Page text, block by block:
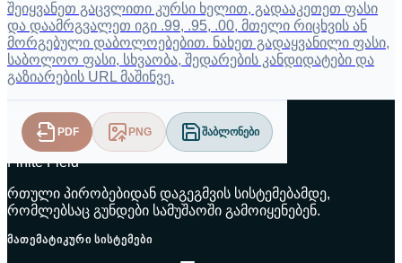
შეიყვანეთ გაცვლითი კურსი ხელით, გადააკეთეთ ფასი
და დაამრგვალეთ იგი .99, .95, .00, მთელი რიცხვის ან
მორგებული დაბოლოებებით. ნახეთ გადაყვანილი ფასი,
საბოლოო ფასი, სხვაობა, შედარების კანდიდატები და
გაზიარების URL მაშინვე.
PDF PNG შაბლონები
Finite Field
რთული პირობებიდან დაგეგმვის სისტემებამდე,
რომლებსაც გუნდები სამუშაოში გამოიყენებენ.
ᲛᲐᲗᲔᲛᲐᲢᲘᲙᲣᲠᲘ ᲡᲘᲡᲢᲔᲛᲔᲑᲘ